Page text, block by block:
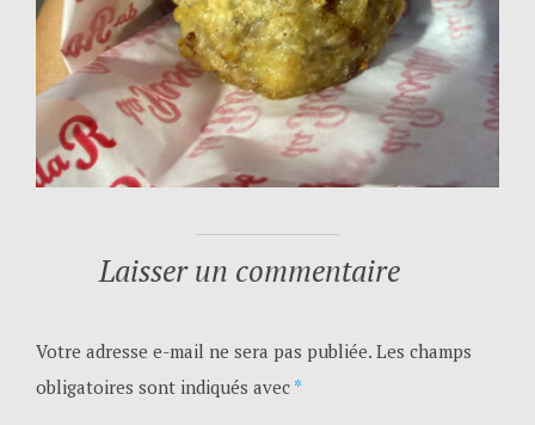
Laisser un commentaire
Votre adresse e-mail ne sera pas publiée. Les champs
obligatoires sont indiqués avec *